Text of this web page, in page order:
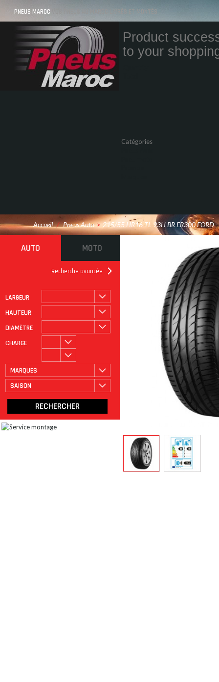
PNEUS MAROC VOS PNEUS AU MAROC LIVRÉS ET MONTÉS
Product
to your
Catégories
Accueil / Pneus Auto > 215/55 HR16 TL 93H BR ER300 FORD
AUTO MOTO
Recherche avancée
LARGEUR
HAUTEUR
DIAMÈTRE
CHARGE
MARQUES
SAISON
ROULAGE À PLAT